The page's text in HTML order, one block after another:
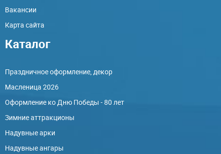
Вакансии
Карта сайта
Каталог
Праздничное оформление, декор
Масленица 2026
Оформление ко Дню Победы - 80 лет
Зимние аттракционы
Надувные арки
Надувные ангары